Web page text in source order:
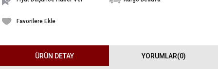
Favorilere Ekle
ÜRÜN DETAY YORUMLAR(0)